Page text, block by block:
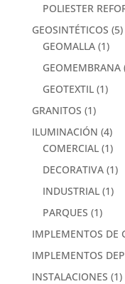
POLIESTER
GEOSINTÉTICOS (5)
GEOMALLA (1)
GEOMEMBRANA
GEOTEXTIL (1)
GRANITOS (1)
ILUMINACIÓN (4)
COMERCIAL (1)
DECORATIVA (1)
INDUSTRIAL (1)
PARQUES (1)
IMPLEMENTOS DE
IMPLEMENTOS
INSTALACIONES (1)